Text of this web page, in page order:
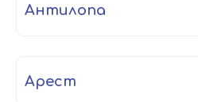
антилопа
арест